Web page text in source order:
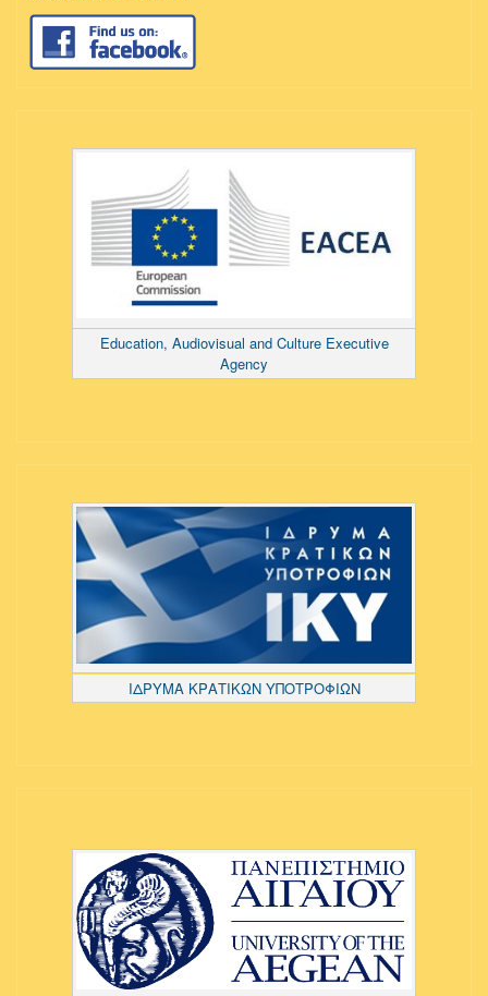
Education, Audiovisual and Culture Executive
Agency
ΙΔΡΥΜΑ ΚΡΑΤΙΚΩΝ ΥΠΟΤΡΟΦΙΩΝ